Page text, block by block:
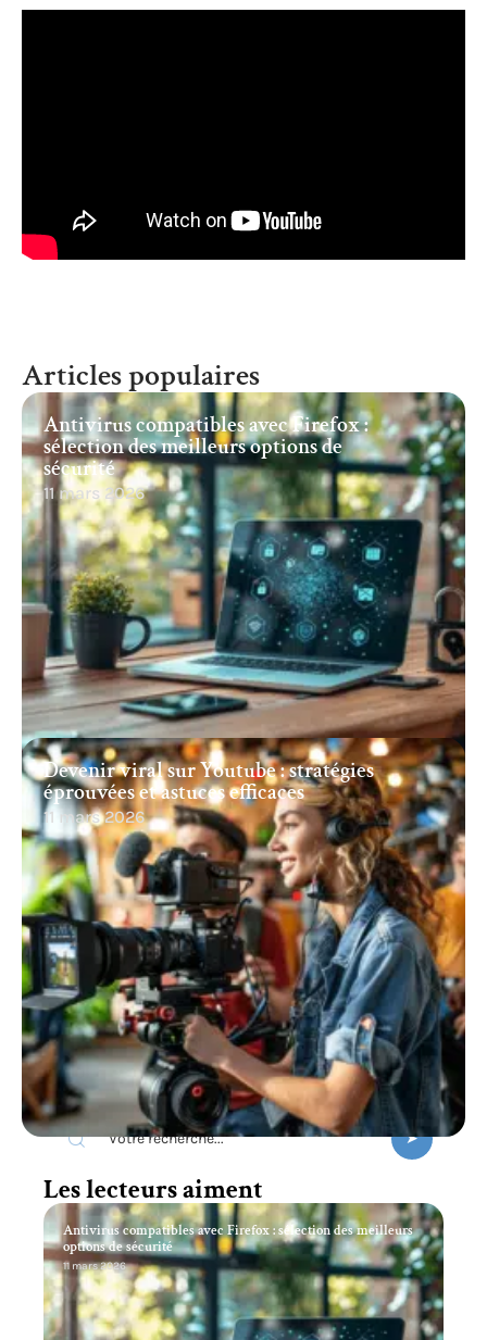
Articles populaires
Antivirus compatibles avec Firefox :
sélection des meilleurs options de
sécurité
11 mars 2026
Devenir viral sur Youtube : stratégies
éprouvées et astuces efficaces
11 mars 2026
Recherche
Les lecteurs aiment
Antivirus compatibles avec Firefox : sélection des meilleurs
options de sécurité
11 mars 2026